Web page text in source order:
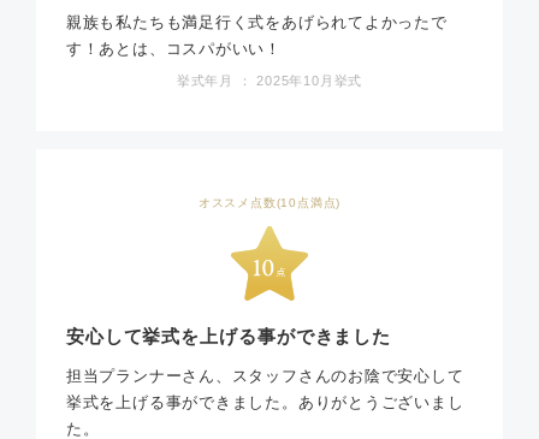
親族も私たちも満足行く式をあげられてよかったで
す！あとは、コスパがいい！
挙式年月 ： 2025年10月挙式
オススメ点数(10点満点)
安心して挙式を上げる事ができました
担当プランナーさん、スタッフさんのお陰で安心して
挙式を上げる事ができました。ありがとうございまし
た。